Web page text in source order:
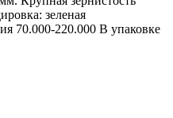
зеленая
70.000-220.000 В упаковке